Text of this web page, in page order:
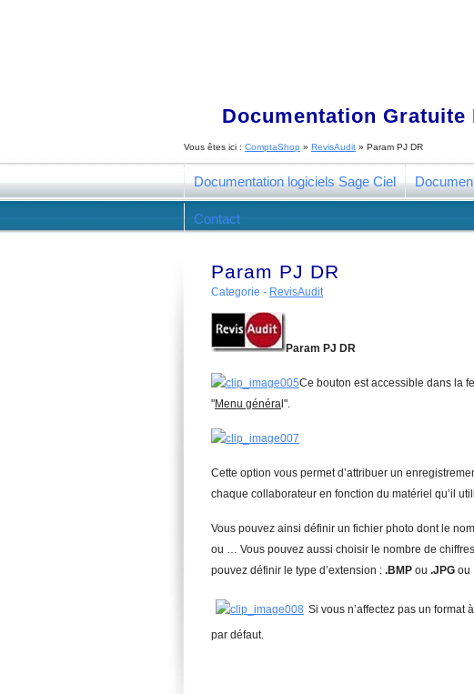
Documentation
Vous êtes ici : ComptaShop » RevisAudit » Param PJ DR
Documentation logiciels Sage Ciel
Contact
Param PJ DR
Categorie - RevisAudit
Param PJ DR
Ce bouton est accessible dans la
"Menu généra l".
Cette option vous permet d’attribuer un
chaque collaborateur en fonction du matériel qu’il
Vous pouvez ainsi définir un fichier photo dont le
ou … Vous pouvez aussi choisir le nombre de
pouvez définir le type d’extension : .BMP ou .JPG
Si vous n’affectez pas un format
par défaut.